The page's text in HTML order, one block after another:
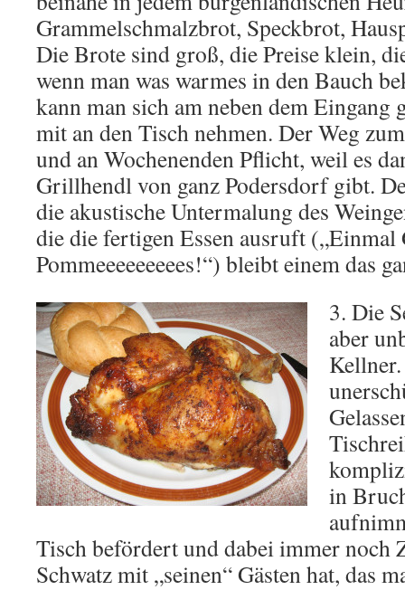
Grammelschmalzbrot, Speckbrot,
Die Brote sind groß, die Preise klein,
wenn man was warmes in den Bauch
kann man sich am neben dem Eingang
mit an den Tisch nehmen. Der Weg
und an Wochenenden Pflicht, weil es
Grillhendl von ganz Podersdorf gibt.
die akustische Untermalung des
die die fertigen Essen ausruft
Pommeeeeeeeees!“) bleibt einem das
3. Die
aber
in
Tisch befördert und dabei immer noch
Schwatz mit „seinen“ Gästen hat, das